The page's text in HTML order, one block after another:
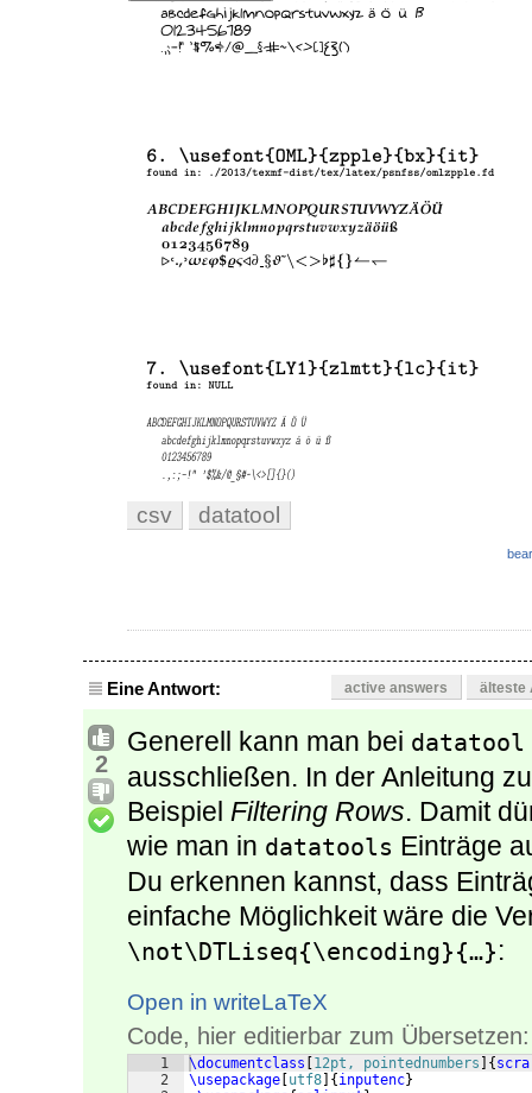
csv datatool
Eine Antwort: active answers älteste
2
Generell kann man bei datatool
ausschließen. In der Anleitung
Beispiel Filtering Rows. Damit
wie man in datatools Einträge
Du erkennen kannst, dass
einfache Möglichkeit wäre die
\not\DTLiseq{\encoding}{…}:
Open in writeLaTeX
Code, hier editierbar zum Übersetzen:
1
2
\documentclass 12pt, pointednumbers {
\usepackage utf8 { inputenc}